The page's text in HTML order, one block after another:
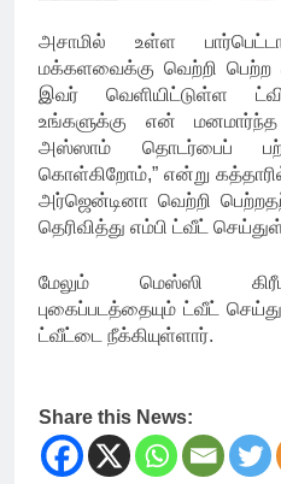
அசாமில் உள்ள
மக்களவைக்கு வெற்றி பெற்ற
இவர் வெளியிட்டுள்ள
உங்களுக்கு என்
அஸ்ஸாம் தொடர்பைப்
கொள்கிறோம்,” என்று
அர்ஜென்டினா வெற்றி
தெரிவித்து எம்பி ட்வீட்
மேலும் மெஸ்ஸி
புகைப்படத்தையும் ட்வீட்
ட்வீட்டை நீக்கியுள்ளார்.
Share this News: